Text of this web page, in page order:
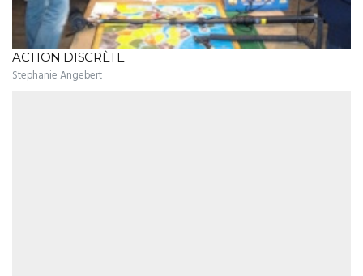
ACTION DISCRÈTE
Stephanie Angebert